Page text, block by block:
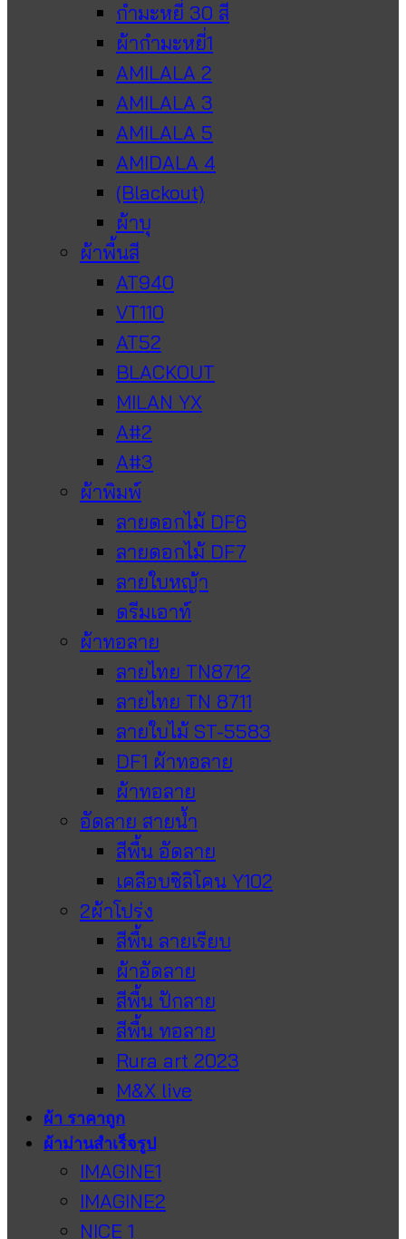
กำมะหยี่ 30 สี
ผ้ากำมะหยี่1
AMILALA 2
AMILALA 3
AMILALA 5
AMIDALA 4
(Blackout)
ผ้าบุ
ผ้าพื้นสี
AT940
VT110
AT52
BLACKOUT
MILAN YX
A#2
A#3
ผ้าพิมพ์
ลายดอกไม้ DF6
ลายดอกไม้ DF7
ลายใบหญ้า
ดรีมเอาท์
ผ้าทอลาย
ลายไทย TN8712
ลายไทย TN 8711
ลายใบไม้ ST-5583
DF1 ผ้าทอลาย
ผ้าทอลาย
อัดลาย สายน้ำ
สีพื้น อัดลาย
เคลือบซิลิโคน Y102
2ผ้าโปร่ง
สีพื้น ลายเรียบ
ผ้าอัดลาย
สีพื้น ปักลาย
สีพื้น ทอลาย
Rura art 2023
M&X live
ผ้า ราคาถูก
ผ้าม่านสำเร็จรูป
IMAGINE1
IMAGINE2
NICE 1